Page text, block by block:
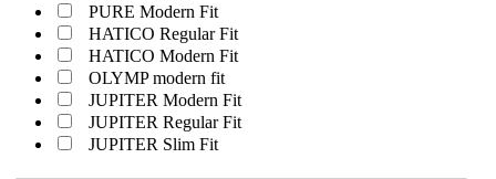
PURE Modern Fit
HATICO Regular Fit
HATICO Modern Fit
OLYMP modern fit
JUPITER Modern Fit
JUPITER Regular Fit
JUPITER Slim Fit